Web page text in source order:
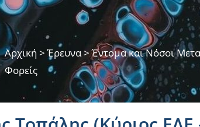
Αρχική>Έρευνα> Έντομα και Νόσοι
Φορείς